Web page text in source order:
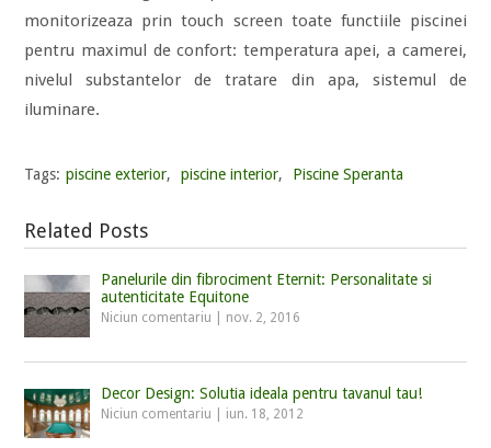
monitorizeaza prin touch screen toate functiile piscinei
pentru maximul de confort: temperatura apei, a camerei,
nivelul substantelor de tratare din apa, sistemul de
iluminare.
Tags: piscine exterior, piscine interior, Piscine Speranta
Related Posts
Panelurile din fibrociment Eternit: Personalitate si
autenticitate Equitone
Niciun comentariu nov. 2, 2016
Decor Design: Solutia ideala pentru tavanul tau!
Niciun comentariu iun. 18, 2012